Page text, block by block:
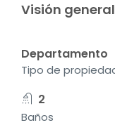
Visión general
Departamento
Tipo de
2
Baños